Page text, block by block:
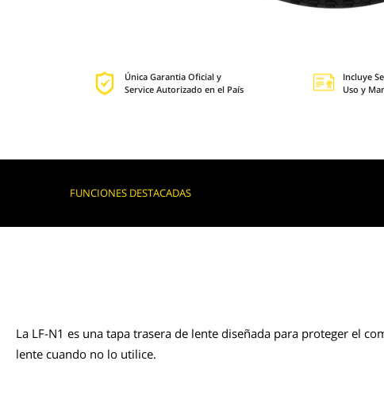
Única Garantia Oficial y
Service Autorizado en el País
Incluye
Uso y
FUNCIONES DESTACADAS
La LF-N1 es una tapa trasera de lente diseñada para proteger el
lente cuando no lo utilice.